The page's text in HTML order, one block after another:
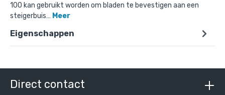
100 kan gebruikt worden om bladen te bevestigen aan een
steigerbuis… Meer
Eigenschappen
Direct contact